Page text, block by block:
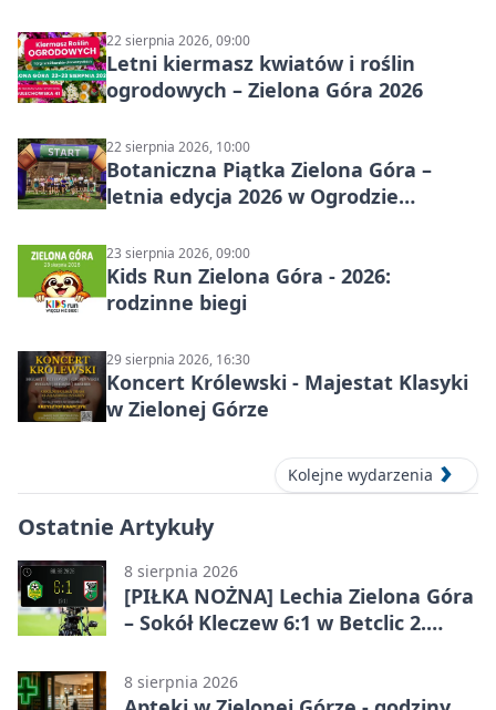
22 sierpnia 2026, 09:00
Letni kiermasz kwiatów i roślin
ogrodowych – Zielona Góra 2026
22 sierpnia 2026, 10:00
Botaniczna Piątka Zielona Góra –
letnia edycja 2026 w Ogrodzie
23 sierpnia 2026, 09:00
Kids Run Zielona Góra - 2026:
rodzinne biegi
29 sierpnia 2026, 16:30
Koncert Królewski - Majestat Klasyki
w Zielonej Górze
Kolejne wydarzenia
Ostatnie Artykuły
8 sierpnia 2026
[PIŁKA NOŻNA] Lechia Zielona Góra
– Sokół Kleczew 6:1 w Betclic 2.
urządzili sobie festiwal strzelecki
8 sierpnia 2026